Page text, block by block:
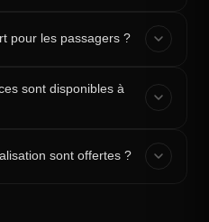
pour les passagers ?
sont disponibles à
sont offertes ?